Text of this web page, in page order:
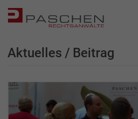
Aktuelles / Beitrag